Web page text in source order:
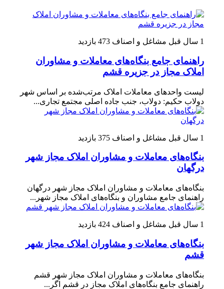
1 سال قبل مشاغل و اصناف 473 بازدید
راهنمای جامع بنگاه‌های معاملات و مشاوران
املاک مجاز در جزیره قشم
لیست واحدهای معاملات املاک مرتب‌شده بر اساس شهر
دولاب حکیم: دولاب، جنب جاده اصلی مجتمع تجاری...
1 سال قبل مشاغل و اصناف 375 بازدید
بنگاه‌های معاملات و مشاوران املاک مجاز شهر
درگهان
بنگاه‌های معاملات و مشاوران املاک مجاز شهر درگهان
راهنمای جامع مشاوران و بنگاه‌های املاک مجاز شهر...
1 سال قبل مشاغل و اصناف 424 بازدید
بنگاه‌های معاملات و مشاوران املاک مجاز شهر
قشم
بنگاه‌های معاملات و مشاوران املاک مجاز شهر قشم
راهنمای جامع بنگاه‌های املاک مجاز در قشم اگر...